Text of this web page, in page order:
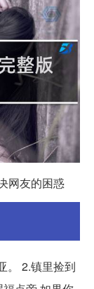
网友的困惑
。 2.镇里捡到